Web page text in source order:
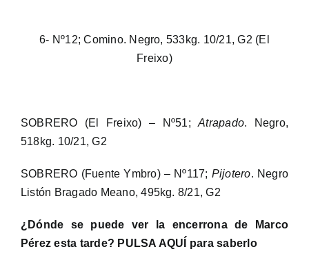
6- Nº12; Comino. Negro, 533kg. 10/21, G2 (El
Freixo)
SOBRERO (El Freixo) – Nº51;Atrapado. Negro,
518kg. 10/21, G2
SOBRERO (Fuente Ymbro) – Nº117; Pijotero. Negro
Listón Bragado Meano, 495kg. 8/21, G2
¿Dónde se puede ver la encerrona de Marco
Pérez esta tarde? PULSA AQUÍ para saberlo